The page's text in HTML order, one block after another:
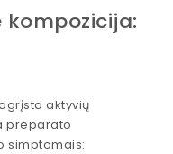
kompozicija:
aktyvių
preparato
simptomais: